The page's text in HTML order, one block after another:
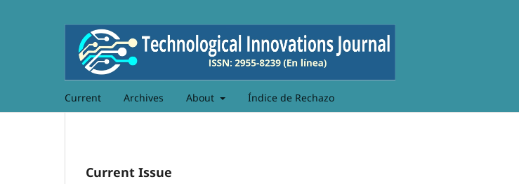
Current Archives About Índice de Rechazo
Current Issue